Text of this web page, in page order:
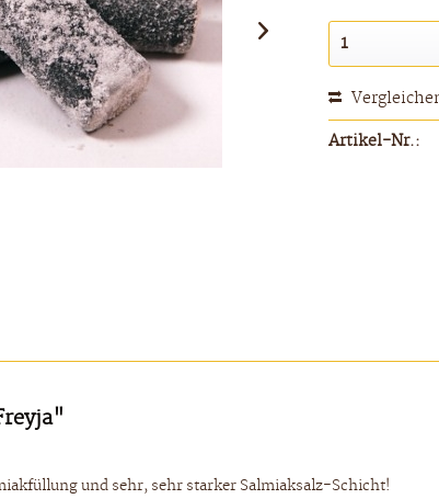
Artikel-Nr.:
und sehr, sehr starker Salmiaksalz-Schicht!